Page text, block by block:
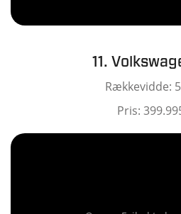
11.
Rækkevidde:
Pris: